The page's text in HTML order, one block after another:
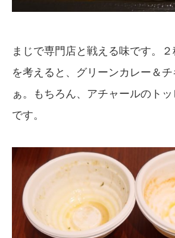
まじで専門店と戦える味です。
を考えると、グリーンカレー＆
ぁ。もちろん、アチャールのト
です。